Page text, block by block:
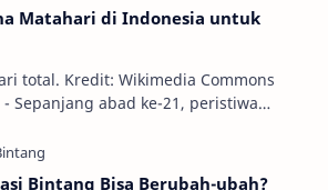
Matahari di Indonesia untuk
total. Kredit: Wikimedia Commons
Sepanjang abad ke-21, peristiwa
Bintang Bisa Berubah-ubah?